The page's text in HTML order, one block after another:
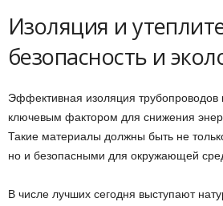
Изоляция и
безопасность и
Эффективная изоляция
ключевым фактором для снижения
Такие материалы должны быть не
но и безопасными для окружающей
В числе лучших сегодня выступают